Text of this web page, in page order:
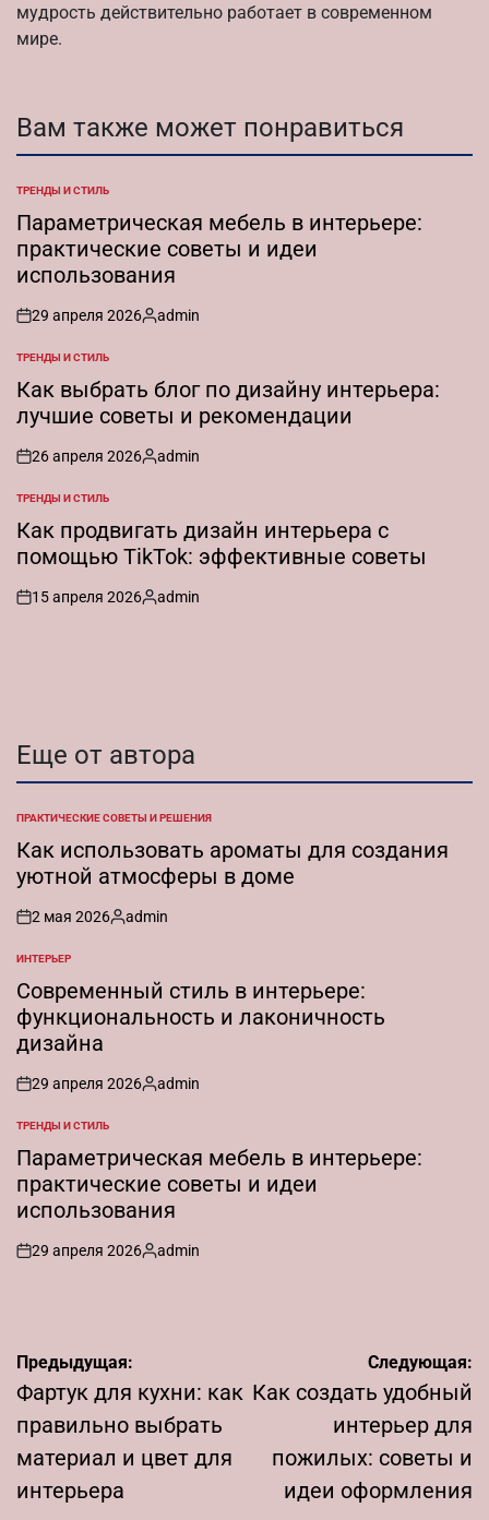
мудрость действительно работает в современном
мире.
Вам также может понравиться
ОПУБЛИКОВАНО
В
ТРЕНДЫ И СТИЛЬ
Параметрическая мебель в интерьере:
практические советы и идеи
использования
on
29 апреля 2026
Запись
admin
ОПУБЛИКОВАНО
В
ТРЕНДЫ И СТИЛЬ
Как выбрать блог по дизайну интерьера:
лучшие советы и рекомендации
on
26 апреля 2026
Запись
admin
ОПУБЛИКОВАНО
В
ТРЕНДЫ И СТИЛЬ
Как продвигать дизайн интерьера с
помощью TikTok: эффективные советы
on
15 апреля 2026
Запись
admin
Еще от автора
ОПУБЛИКОВАНО
В
ПРАКТИЧЕСКИЕ СОВЕТЫ И РЕШЕНИЯ
Как использовать ароматы для создания
уютной атмосферы в доме
on
2 мая 2026
Запись
admin
ОПУБЛИКОВАНО
В
ИНТЕРЬЕР
Современный стиль в интерьере:
функциональность и лаконичность
дизайна
on
29 апреля 2026
Запись
admin
ОПУБЛИКОВАНО
В
ТРЕНДЫ И СТИЛЬ
Параметрическая мебель в интерьере:
практические советы и идеи
использования
on
29 апреля 2026
Запись
admin
Навигация
по
записям
Предыдущая:
Фартук для кухни: как
правильно выбрать
материал и цвет для
интерьера
Следующая:
Как создать удобный
интерьер для
пожилых: советы и
идеи оформления